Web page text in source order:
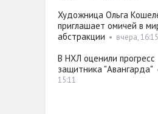
Художница Ольга
приглашает омичей в
абстракции • вчера, 16:15
В НХЛ оценили прогресс
защитника "Авангарда"
15:11